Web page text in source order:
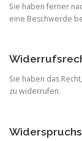
Sie haben ferner
eine Beschwerde
Sie haben das
zu widerrufen.